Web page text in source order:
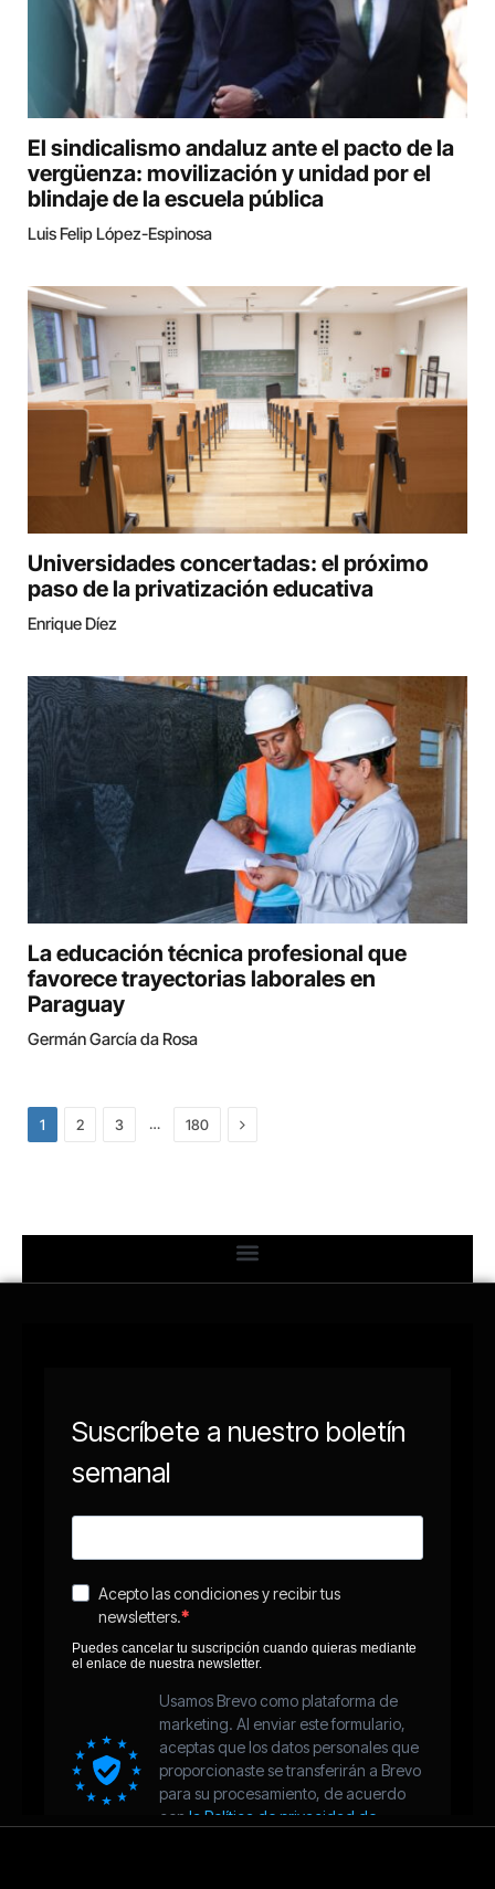
El sindicalismo andaluz ante el pacto de la
vergüenza: movilización y unidad por el
blindaje de la escuela pública
Luis Felip López-Espinosa
Universidades concertadas: el próximo
paso de la privatización educativa
Enrique Díez
La educación técnica profesional que
favorece trayectorias laborales en
Paraguay
Germán García da Rosa
1 2 3 … 180 Next